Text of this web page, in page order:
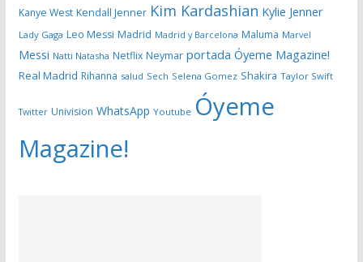
Kanye West Kendall Jenner Kim Kardashian Kylie Jenner
Lady Gaga Leo Messi Madrid Madrid y Barcelona Maluma Marvel
Messi Natti Natasha Netflix Neymar portada Óyeme Magazine!
Real Madrid Rihanna salud Sech Selena Gomez Shakira Taylor Swift
Twitter Univision WhatsApp Youtube Óyeme
Magazine!